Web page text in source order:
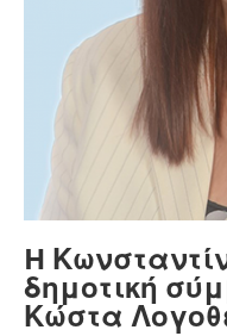
H
δημοτική
Κώστα